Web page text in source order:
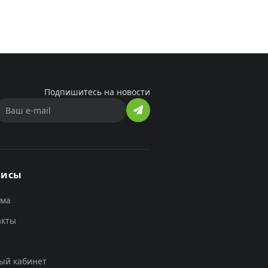
Подпишитесь на новости
кабинет